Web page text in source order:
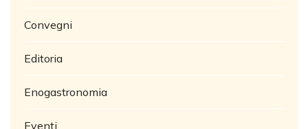
Convegni
Editoria
Enogastronomia
Eventi